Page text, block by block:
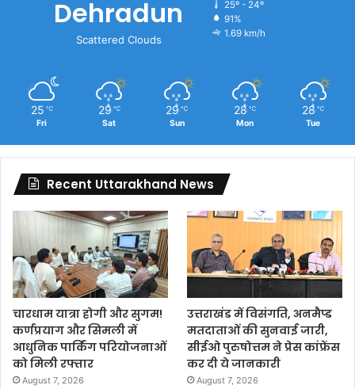
Dehradun
Scattered Clouds
25º - 24º
91%
1.69 km/h
25 ℃
Fri
29 ℃
Sat
29 ℃
Sun
28 ℃
Mon
28 ℃
Tue
Recent Uttarakhand News
चारधाम यात्रा होगी और सुगम!
कर्णप्रयाग और सिमली में
आधुनिक पार्किंग परियोजनाओं
को मिली रफ्तार
August 7, 2026
उत्तराखंड में विसंगति, अनमैप्ड
मतदाताओं की सुनवाई जारी,
सीईओ पुरुषोत्तम ने प्रेस कांफ्रेंस
कर दी ये जानकारी
August 7, 2026